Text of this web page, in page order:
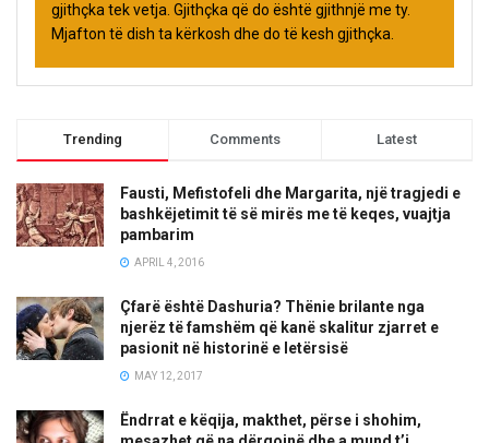
gjithçka tek vetja. Gjithçka që do është gjithnjë me ty.
Mjafton të dish ta kërkosh dhe do të kesh gjithçka.
Trending Comments Latest
Fausti, Mefistofeli dhe Margarita, një tragjedi e
bashkëjetimit të së mirës me të keqes, vuajtja
pambarim
APRIL 4, 2016
Çfarë është Dashuria? Thënie brilante nga
njerëz të famshëm që kanë skalitur zjarret e
pasionit në historinë e letërsisë
MAY 12, 2017
Ëndrrat e këqija, makthet, përse i shohim,